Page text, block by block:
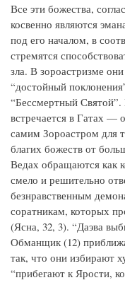
Все эти божества,
косвенно являются
под его началом, в
стремятся
зла. В зороастризме
“достойный
“Бессмертный Святой”.
встречается в Гатах —
самим Зороастром для
благих божеств от
Ведах обращаются как
смело и решительно
безнравственным
соратникам, которых
(Ясна, 32, 3). “Даэва
Обманщик (12)
так, что они избирают
“прибегают к Ярости,